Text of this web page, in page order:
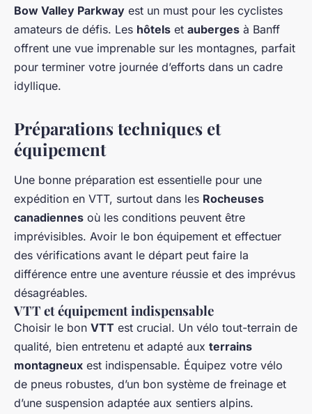
Bow Valley Parkway est un must pour les cyclistes
amateurs de défis. Les hôtels et auberges à Banff
offrent une vue imprenable sur les montagnes, parfait
pour terminer votre journée d’efforts dans un cadre
idyllique.
Préparations techniques et
équipement
Une bonne préparation est essentielle pour une
expédition en VTT, surtout dans les Rocheuses
canadiennes où les conditions peuvent être
imprévisibles. Avoir le bon équipement et effectuer
des vérifications avant le départ peut faire la
différence entre une aventure réussie et des imprévus
désagréables.
VTT et équipement indispensable
Choisir le bon VTT est crucial. Un vélo tout-terrain de
qualité, bien entretenu et adapté aux terrains
montagneux est indispensable. Équipez votre vélo
de pneus robustes, d’un bon système de freinage et
d’une suspension adaptée aux sentiers alpins.